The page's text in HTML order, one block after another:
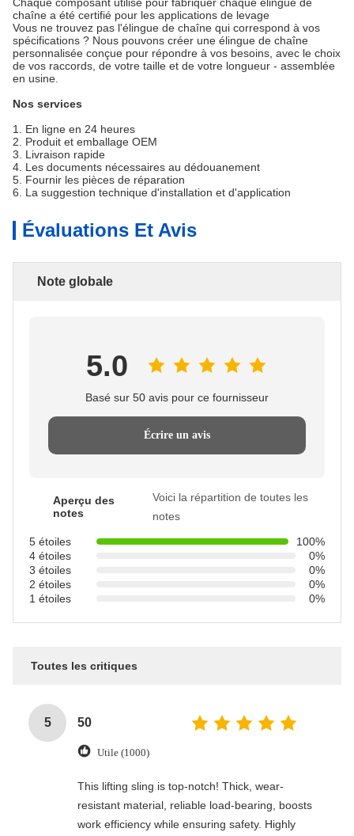
chaîne a été certifié pour les applications de levage
Vous ne trouvez pas l'élingue de chaîne qui correspond à vos
spécifications ? Nous pouvons créer une élingue de chaîne
personnalisée conçue pour répondre à vos besoins, avec le choix
de vos raccords, de votre taille et de votre longueur - assemblée
en usine.
Nos services
1. En ligne en 24 heures
2. Produit et emballage OEM
3. Livraison rapide
4. Les documents nécessaires au dédouanement
5. Fournir les pièces de réparation
6. La suggestion technique d'installation et d'application
Évaluations Et Avis
Note globale
5.0
Basé sur 50 avis pour ce fournisseur
Écrire un avis
Aperçu des
notes
Voici la répartition de toutes les
notes
5 étoiles
100%
4 étoiles
0%
3 étoiles
0%
2 étoiles
0%
1 étoiles
0%
Toutes les critiques
5 50
Utile (1000)
This lifting sling is top-notch! Thick, wear-
resistant material, reliable load-bearing, boosts
work efficiency while ensuring safety. Highly